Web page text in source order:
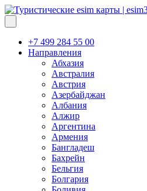
+7 499 284 55 00
Направления
Абхазия
Австралия
Австрия
Азербайджан
Албания
Алжир
Аргентина
Армения
Бангладеш
Бахрейн
Бельгия
Болгария